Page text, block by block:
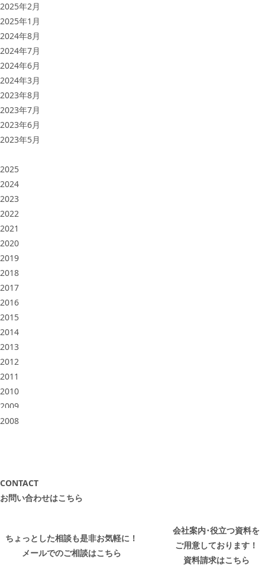
2025年2月
2025年1月
2024年8月
2024年7月
2024年6月
2024年3月
2023年8月
2023年7月
2023年6月
2023年5月
2025
2024
2023
2022
2021
2020
2019
2018
2017
2016
2015
2014
2013
2012
2011
2010
2009
2008
CONTACT
お問い合わせはこちら
ちょっとした相談も是非お気軽に！
メールでのご相談はこちら
会社案内･役立つ資料を
ご用意しております！
資料請求はこちら